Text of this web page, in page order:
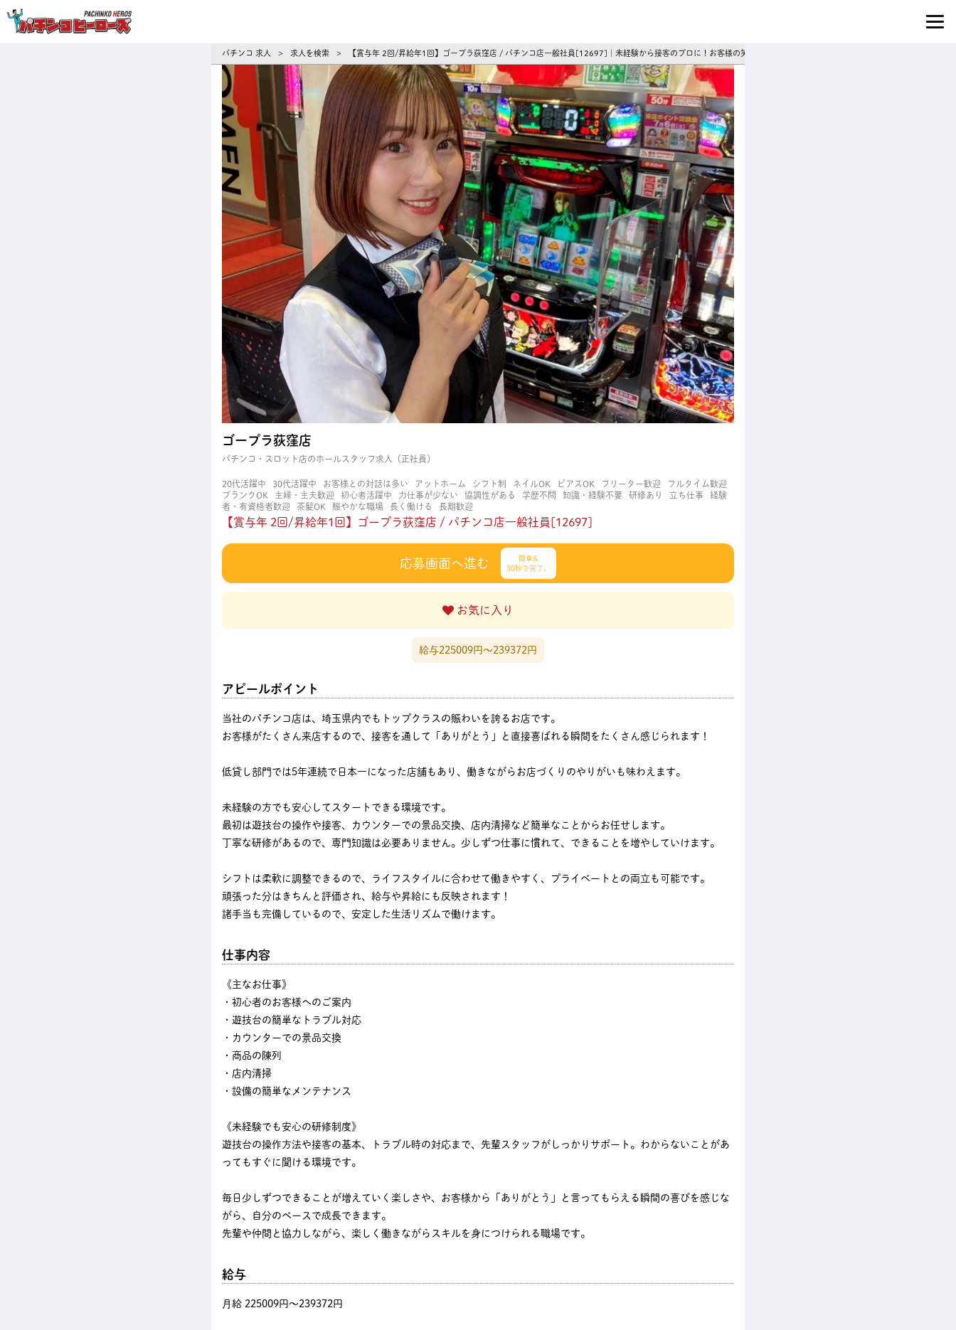
パチンコ 求人 > 求人を検索 > 【賞与年 2回/昇給年1回】ゴープラ荻窪店 / パチンコ店一般社員[12697]｜未経験から接客のプロに！お客様の笑顔がやりがいのパチンコ店
ゴープラ荻窪店
パチンコ・スロット店のホールスタッフ求人（正社員）
20代活躍中 30代活躍中 お客様との対話は多い アットホーム シフト制 ネイルOK ピアスOK フリーター歓迎
フルタイム歓迎
ブランクOK
主婦・主夫歓迎 初心者活躍中 力仕事が少ない 協調性がある 学歴不問 知識・経験不要 研修あり 立ち仕事
経験
者・有資格者歓迎
茶髪OK 賑やかな職場 長く働ける 長期歓迎
【賞与年 2回/昇給年1回】ゴープラ荻窪店 / パチンコ店一般社員[12697]
応募画面へ進む
簡単&
30秒で完了♩
お気に入り
給与225009円〜239372円
アピールポイント
当社のパチンコ店は、埼玉県内でもトップクラスの賑わいを誇るお店です。
お客様がたくさん来店するので、接客を通して「ありがとう」と直接喜ばれる瞬間をたくさん感じられます！
低貸し部門では5年連続で日本一になった店舗もあり、働きながらお店づくりのやりがいも味わえます。
未経験の方でも安心してスタートできる環境です。
最初は遊技台の操作や接客、カウンターでの景品交換、店内清掃など簡単なことからお任せします。
丁寧な研修があるので、専門知識は必要ありません。少しずつ仕事に慣れて、できることを増やしていけます。
シフトは柔軟に調整できるので、ライフスタイルに合わせて働きやすく、プライベートとの両立も可能です。
頑張った分はきちんと評価され、給与や昇給にも反映されます！
諸手当も完備しているので、安定した生活リズムで働けます。
仕事内容
《主なお仕事》
・初心者のお客様へのご案内
・遊技台の簡単なトラブル対応
・カウンターでの景品交換
・商品の陳列
・店内清掃
・設備の簡単なメンテナンス
《未経験でも安心の研修制度》
遊技台の操作方法や接客の基本、トラブル時の対応まで、先輩スタッフがしっかりサポート。わからないことがあ
ってもすぐに聞ける環境です。
毎日少しずつできることが増えていく楽しさや、お客様から「ありがとう」と言ってもらえる瞬間の喜びを感じな
がら、自分のペースで成長できます。
先輩や仲間と協力しながら、楽しく働きながらスキルを身につけられる職場です。
給与
月給 225009円〜239372円